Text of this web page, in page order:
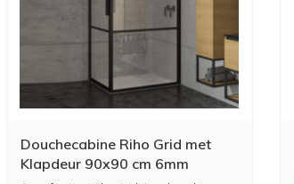
Douchecabine Riho Grid met
Klapdeur 90x90 cm 6mm